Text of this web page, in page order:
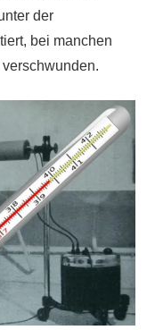
der
bei manchen